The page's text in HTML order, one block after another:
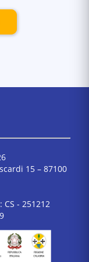
15 – 87100
- 251212